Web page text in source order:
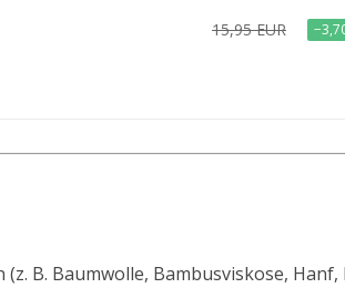
15,95 EUR
B. Baumwolle, Bambusviskose,